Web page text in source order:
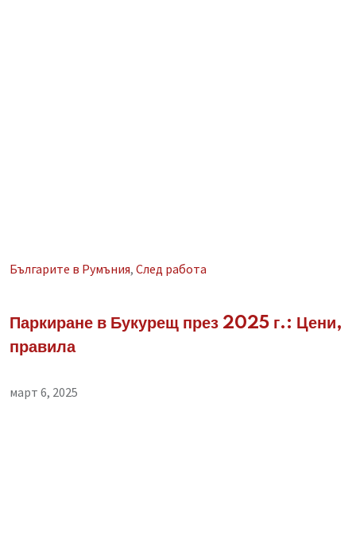
Българите в Румъния, След работа
Паркиране в Букурещ през 2025 г.: Цени,
правила
март 6, 2025